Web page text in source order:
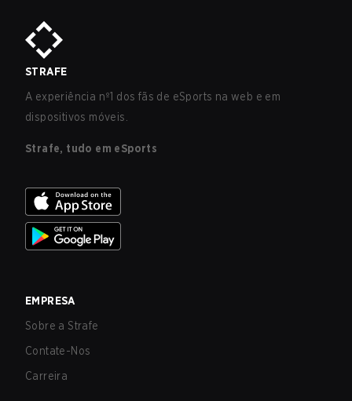
STRAFE
A experiência nº1 dos fãs de eSports na web e em
dispositivos móveis.
Strafe, tudo em eSports
EMPRESA
Sobre a Strafe
Contate-Nos
Carreira